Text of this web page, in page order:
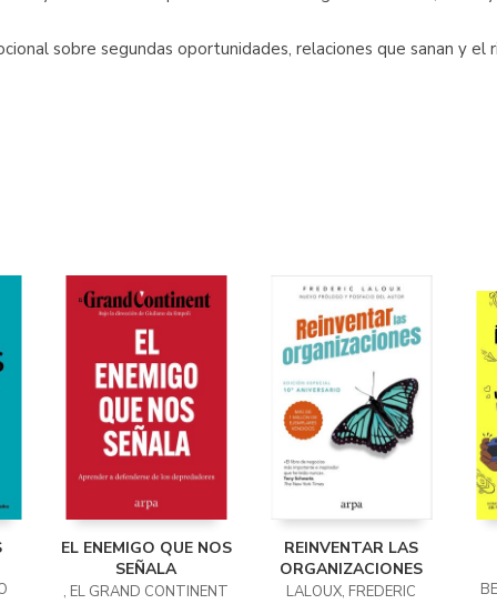
sobre segundas oportunidades, relaciones que sanan y el
EL ENEMIGO QUE NOS
SEÑALA
, EL GRAND CONTINENT
REINVENTAR LAS
ORGANIZACIONES
LALOUX, FREDERIC